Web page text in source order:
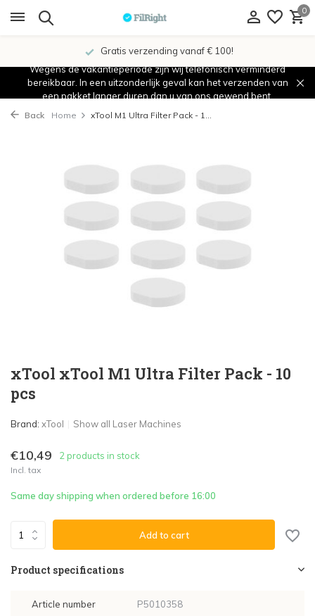
0
Gratis verzending vanaf € 100!
Wegens de vakantieperiode zijn wij telefonisch verminderd
bereikbaar. In een uitzonderlijk geval kan het verzenden van
een pakket langer duren dan u van ons gewend bent.
Back Home xTool M1 Ultra Filter Pack - 1...
xTool xTool M1 Ultra Filter Pack - 10
pcs
Brand: xTool Show all Laser Machines
€10,49 2 products in stock
Incl. tax
Same day shipping when ordered before 16:00
Add to cart
Product specifications
Article number P5010358